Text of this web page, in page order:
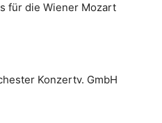
für die Wiener Mozart
Konzertv. GmbH